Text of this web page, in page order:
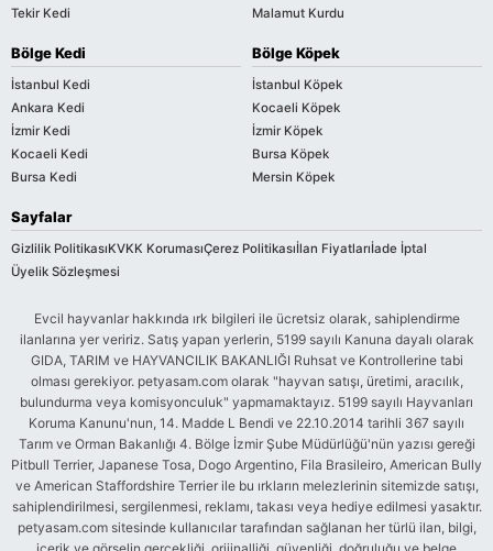
Tekir Kedi
Malamut Kurdu
Bölge Kedi
İstanbul Kedi
Ankara Kedi
İzmir Kedi
Kocaeli Kedi
Bursa Kedi
Bölge Köpek
İstanbul Köpek
Kocaeli Köpek
İzmir Köpek
Bursa Köpek
Mersin Köpek
Sayfalar
Gizlilik PolitikasıKVKK KorumasıÇerez Politikasıİlan Fiyatlarıİade İptal
Üyelik Sözleşmesi
Evcil hayvanlar hakkında ırk bilgileri ile ücretsiz olarak, sahiplendirme
ilanlarına yer veririz. Satış yapan yerlerin, 5199 sayılı Kanuna dayalı olarak
GIDA, TARIM ve HAYVANCILIK BAKANLIĞI Ruhsat ve Kontrollerine tabi
olması gerekiyor. petyasam.com olarak "hayvan satışı, üretimi, aracılık,
bulundurma veya komisyonculuk" yapmamaktayız. 5199 sayılı Hayvanları
Koruma Kanunu'nun, 14. Madde L Bendi ve 22.10.2014 tarihli 367 sayılı
Tarım ve Orman Bakanlığı 4. Bölge İzmir Şube Müdürlüğü'nün yazısı gereği
Pitbull Terrier, Japanese Tosa, Dogo Argentino, Fila Brasileiro, American Bully
ve American Staffordshire Terrier ile bu ırkların melezlerinin sitemizde satışı,
sahiplendirilmesi, sergilenmesi, reklamı, takası veya hediye edilmesi yasaktır.
petyasam.com sitesinde kullanıcılar tarafından sağlanan her türlü ilan, bilgi,